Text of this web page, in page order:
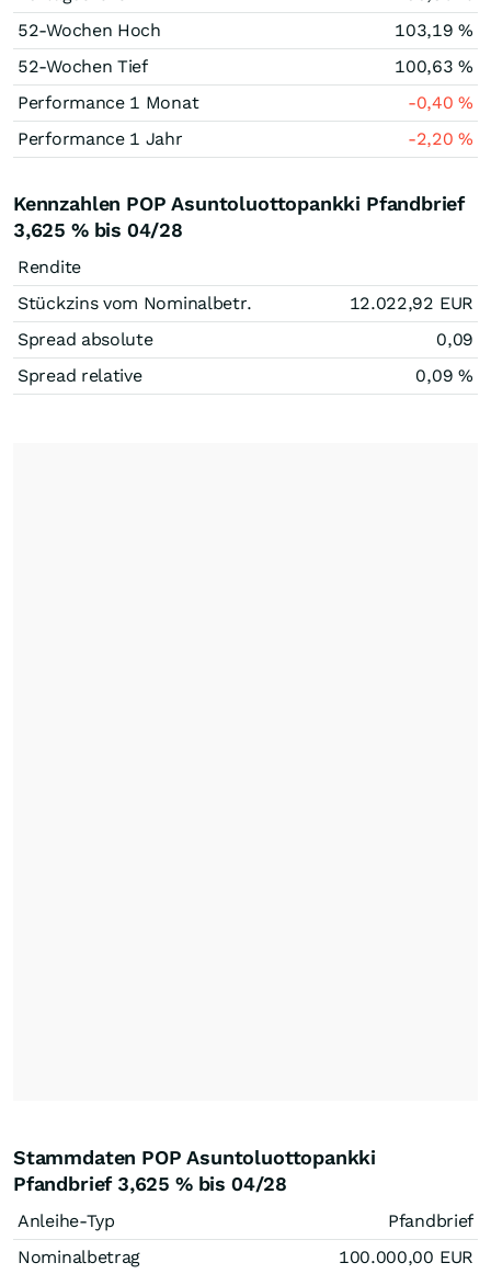
52-Wochen Hoch
103,19%
52-Wochen Tief
100,63%
Performance 1 Monat
-0,40%
Performance 1 Jahr
-2,20%
Kennzahlen POP Asuntoluottopankki Pfandbrief
3,625 % bis 04/28
Rendite
Stückzins vom Nominalbetr.
12.022,92 EUR
Spread absolute
0,09
Spread relative
0,09 %
Stammdaten POP Asuntoluottopankki
Pfandbrief 3,625 % bis 04/28
Anleihe-Typ
Pfandbrief
Nominalbetrag
100.000,00 EUR